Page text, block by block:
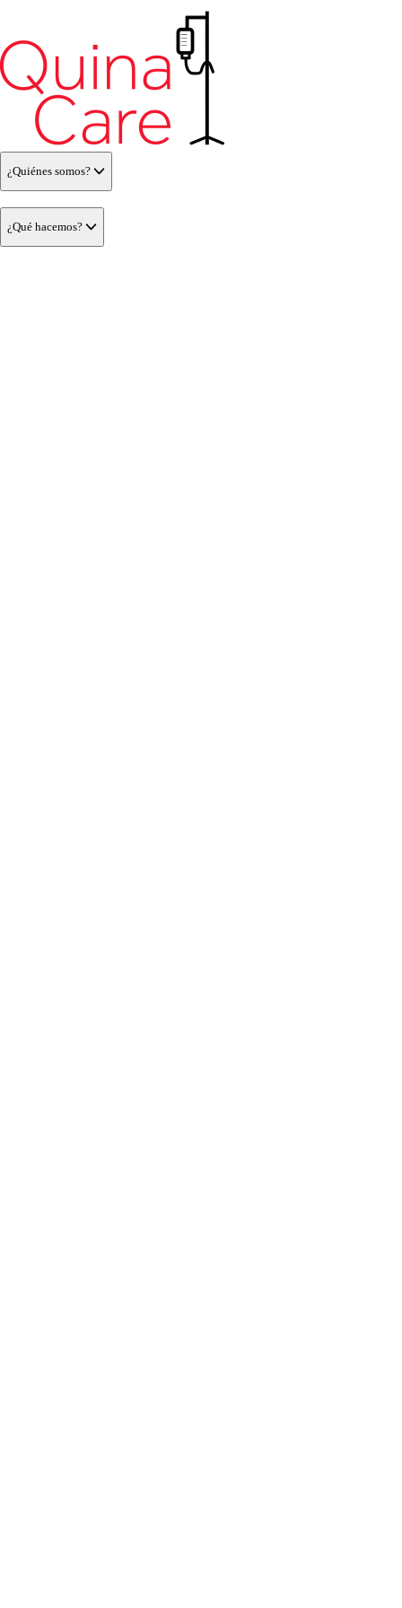
¿Quiénes somos?
¿Qué hacemos?